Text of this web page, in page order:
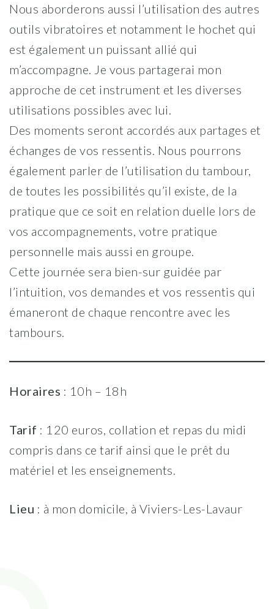
Nous aborderons aussi l’utilisation des autres
outils vibratoires et notamment le hochet qui
est également un puissant allié qui
m’accompagne. Je vous partagerai mon
approche de cet instrument et les diverses
utilisations possibles avec lui.
Des moments seront accordés aux partages et
échanges de vos ressentis. Nous pourrons
également parler de l’utilisation du tambour,
de toutes les possibilités qu’il existe, de la
pratique que ce soit en relation duelle lors de
vos accompagnements, votre pratique
personnelle mais aussi en groupe.
Cette journée sera bien-sur guidée par
l’intuition, vos demandes et vos ressentis qui
émaneront de chaque rencontre avec les
tambours.
Horaires : 10h – 18h
Tarif : 120 euros, collation et repas du midi
compris dans ce tarif ainsi que le prêt du
matériel et les enseignements.
Lieu : à mon domicile, à Viviers-Les-Lavaur